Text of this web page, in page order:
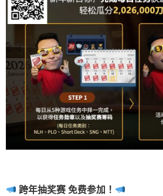
跨年抽奖赛 免费参加 ！